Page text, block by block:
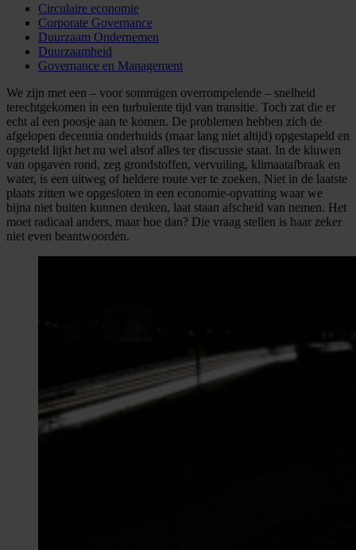
Circulaire economie
Corporate Governance
Duurzaam Ondernemen
Duurzaamheid
Governance en Management
We zijn met een – voor sommigen overrompelende – snelheid
terechtgekomen in een turbulente tijd van transitie. Toch zat die er
echt al een poosje aan te komen. De problemen hebben zich de
afgelopen decennia onderhuids (maar lang niet altijd) opgestapeld en
opgeteld lijkt het nu wel alsof alles ter discussie staat. In de kluwen
van opgaven rond, zeg grondstoffen, vervuiling, klimaatafbraak en
water, is een uitweg of heldere route ver te zoeken. Niet in de laatste
plaats zitten we opgesloten in een economie-opvatting waar we
bijna niet buiten kunnen denken, laat staan afscheid van nemen. Het
moet radicaal anders, maar hoe dan? Die vraag stellen is haar zeker
niet even beantwoorden.